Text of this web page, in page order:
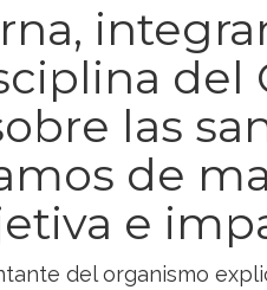
del
las
de
e
del organismo